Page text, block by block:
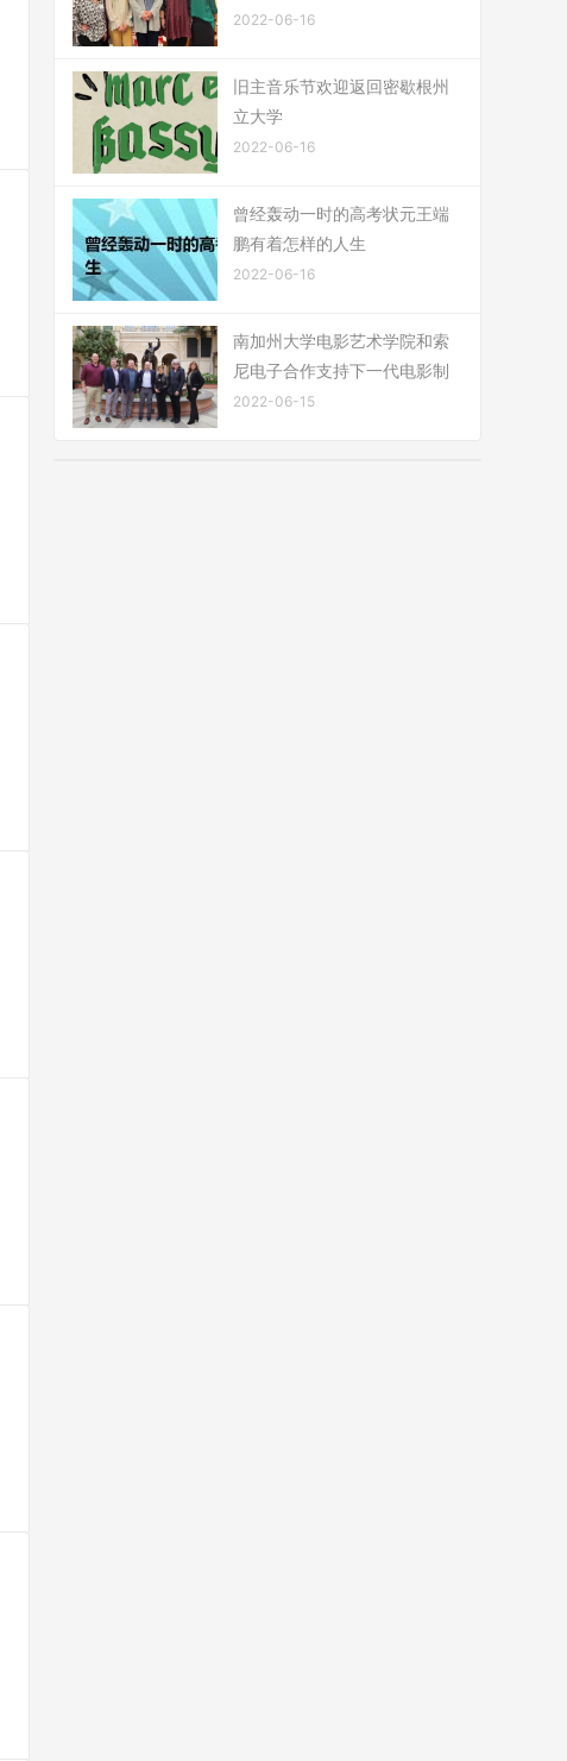
2022-06-16
旧主音乐节欢迎返回密歇根州
立大学
2022-06-16
曾经轰动一时的高考状元王端
鹏有着怎样的人生
2022-06-16
南加州大学电影艺术学院和索
尼电子合作支持下一代电影制
2022-06-15